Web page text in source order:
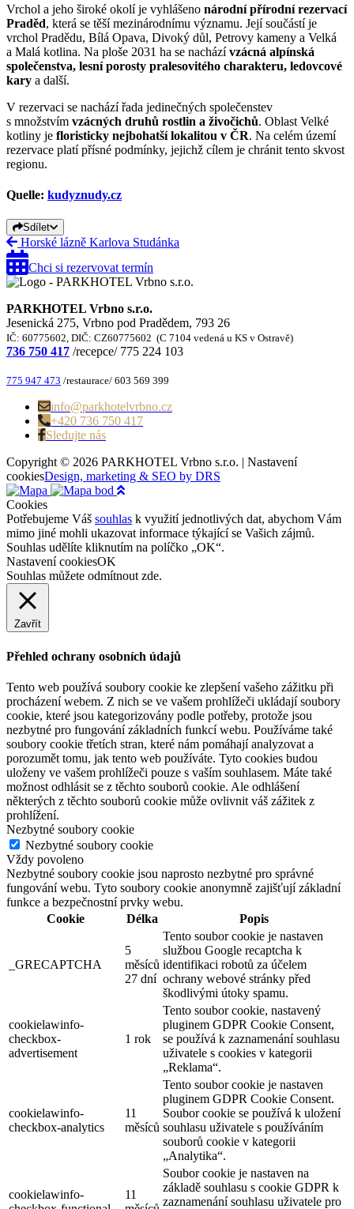
Vrchol a jeho široké okolí je vyhlášeno národní přírodní rezervací
Praděd, která se těší mezinárodnímu významu. Její součástí je
vrchol Pradědu, Bílá Opava, Divoký důl, Petrovy kameny a Velká
a Malá kotlina. Na ploše 2031 ha se nacházívzácná alpínská
společenstva, lesní porosty pralesovitého charakteru, ledovcové
kary a další.
V rezervaci se nachází řada jedinečných společenstev
s množstvím vzácných druhů rostlin a živočichů. Oblast Velké
kotliny je floristicky nejbohatší lokalitou v ČR. Na celém území
rezervace platí přísné podmínky, jejichž cílem je chránit tento skvost
regionu.
Quelle: kudyznudy.cz
Sdílet
Horské lázně Karlova Studánka
Chci si rezervovat termín
PARKHOTEL Vrbno s.r.o.
Jesenická 275, Vrbno pod Pradědem, 793 26
IČ: 60775602, DIČ: CZ60775602 (C 7104 vedená u KS v Ostravě)
736 750 417 /recepce/ 775 224 103
775 947 473 /restaurace/ 603 569 399
info@parkhotelvrbno.cz
+420 736 750 417
Sledujte nás
Copyright © 2026 PARKHOTEL Vrbno s.r.o. | Nastavení
cookiesDesign, marketing & SEO by DRS
Cookies
Potřebujeme Váš souhlas k využití jednotlivých dat, abychom Vám
mimo jiné mohli ukazovat informace týkající se Vašich zájmů.
Souhlas udělíte kliknutím na políčko „OK“.
Nastavení cookiesOK
Souhlas můžete odmítnout zde.
Zavřít
Přehled ochrany osobních údajů
Tento web používá soubory cookie ke zlepšení vašeho zážitku při
procházení webem. Z nich se ve vašem prohlížeči ukládají soubory
cookie, které jsou kategorizovány podle potřeby, protože jsou
nezbytné pro fungování základních funkcí webu. Používáme také
soubory cookie třetích stran, které nám pomáhají analyzovat a
porozumět tomu, jak tento web používáte. Tyto cookies budou
uloženy ve vašem prohlížeči pouze s vaším souhlasem. Máte také
možnost odhlásit se z těchto souborů cookie. Ale odhlášení
některých z těchto souborů cookie může ovlivnit váš zážitek z
prohlížení.
Nezbytné soubory cookie
Nezbytné soubory cookie
Vždy povoleno
Nezbytné soubory cookie jsou naprosto nezbytné pro správné
fungování webu. Tyto soubory cookie anonymně zajišťují základní
funkce a bezpečnostní prvky webu.
Cookie
Délka Popis
_GRECAPTCHA
5
měsíců
27 dní
Tento soubor cookie je nastaven
službou Google recaptcha k
identifikaci robotů za účelem
ochrany webové stránky před
škodlivými útoky spamu.
cookielawinfo-
checkbox-
advertisement
1 rok
Tento soubor cookie, nastavený
pluginem GDPR Cookie Consent,
se používá k zaznamenání souhlasu
uživatele s cookies v kategorii
„Reklama“.
cookielawinfo-
checkbox-analytics
11
měsíců
Tento soubor cookie je nastaven
pluginem GDPR Cookie Consent.
Soubor cookie se používá k uložení
souhlasu uživatele s používáním
souborů cookie v kategorii
„Analytika“.
cookielawinfo-
11
Soubor cookie je nastaven na
základě souhlasu s cookie GDPR k
zaznamenání souhlasu uživatele pro